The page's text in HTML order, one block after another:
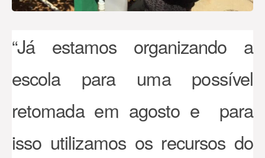
“Já estamos organizando a
escola para uma possível
retomada em agosto e para
isso utilizamos os recursos do